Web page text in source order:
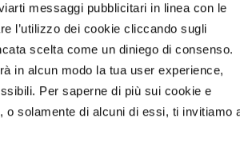
messaggi pubblicitari in linea con le
l’utilizzo dei cookie cliccando sugli
scelta come un diniego di consenso.
in alcun modo la tua user experience,
Per saperne di più sui cookie e
o solamente di alcuni di essi, ti invitiamo
COOKIE POLICY PRIVACY